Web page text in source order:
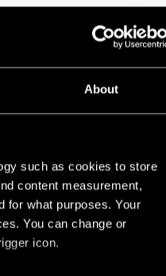
About
such as cookies to store
content measurement,
for what purposes. Your
You can change or
icon.